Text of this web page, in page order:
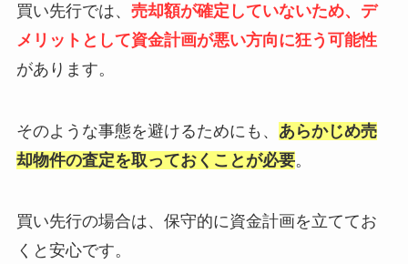
買い先行では、 売却額が確定していないため、デ
メリットとして資金計画が悪い方向に狂う可能性
があります。
そのような事態を避けるためにも、 あらかじめ売
却物件の査定を取っておくことが必要。
買い先行の場合は、保守的に資金計画を立ててお
くと安心です。